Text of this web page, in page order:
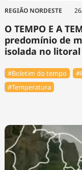
REGIÃO NORDESTE
O TEMPO E A
predomínio de
isolada no
#Boletim do tempo
#Temperatura